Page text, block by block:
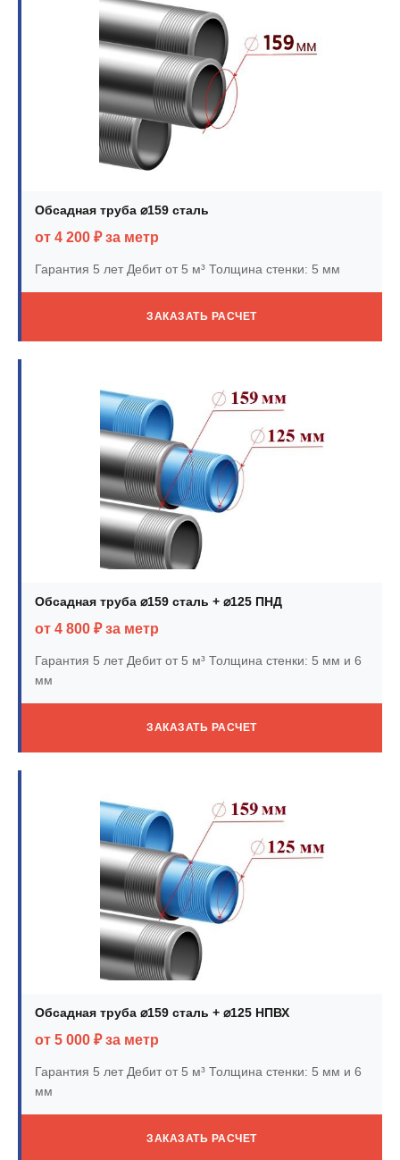
Обсадная труба ⌀159 сталь
от 4 200 ₽ за метр
Гарантия 5 летДебит от 5 м³ Толщина стенки: 5 мм
ЗАКАЗАТЬ РАСЧЕТ
Обсадная труба ⌀159 сталь + ⌀125 ПНД
от 4 800 ₽ за метр
Гарантия 5 летДебит от 5 м³ Толщина стенки: 5 мм и 6
мм
ЗАКАЗАТЬ РАСЧЕТ
Обсадная труба ⌀159 сталь + ⌀125 НПВХ
от 5 000 ₽ за метр
Гарантия 5 летДебит от 5 м³ Толщина стенки: 5 мм и 6
мм
ЗАКАЗАТЬ РАСЧЕТ